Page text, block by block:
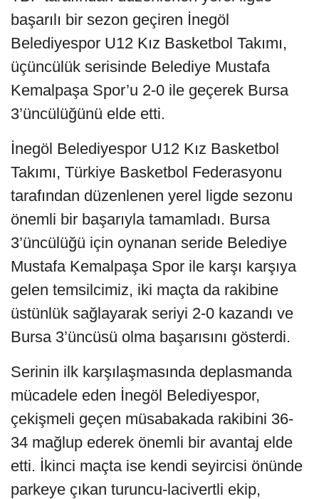
başarılı bir sezon geçiren İnegöl
Belediyespor U12 Kız Basketbol Takımı,
üçüncülük serisinde Belediye Mustafa
Kemalpaşa Spor’u 2-0 ile geçerek Bursa
3’üncülüğünü elde etti.
İnegöl Belediyespor U12 Kız Basketbol
Takımı, Türkiye Basketbol Federasyonu
tarafından düzenlenen yerel ligde sezonu
önemli bir başarıyla tamamladı. Bursa
3’üncülüğü için oynanan seride Belediye
Mustafa Kemalpaşa Spor ile karşı karşıya
gelen temsilcimiz, iki maçta da rakibine
üstünlük sağlayarak seriyi 2-0 kazandı ve
Bursa 3’üncüsü olma başarısını gösterdi.
Serinin ilk karşılaşmasında deplasmanda
mücadele eden İnegöl Belediyespor,
çekişmeli geçen müsabakada rakibini 36-
34 mağlup ederek önemli bir avantaj elde
etti. İkinci maçta ise kendi seyircisi önünde
parkeye çıkan turuncu-lacivertli ekip,